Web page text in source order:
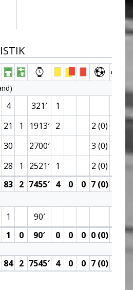
4 321′ 1
21 1 1913′ 2 2 (0)
30 2700′ 3 (0)
28 1 2521′ 1
2 (0)
83 2 7455′ 4 0 0 7 (0)
1
90′
1 0 90′ 0 0 0 0 (0)
84 2 7545′ 4 0 0 7 (0)